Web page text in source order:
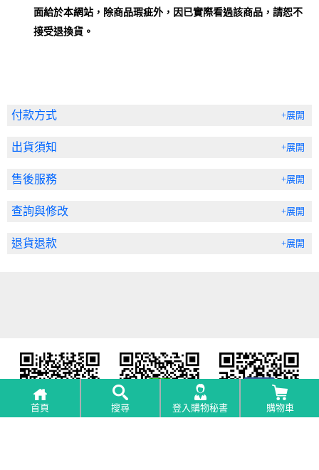
面給於本網站，除商品瑕疵外，因已實際看過該商品，請恕不
接受退換貨。
付款方式 +展開
出貨須知 +展開
售後服務 +展開
查詢與修改 +展開
退貨退款 +展開
首頁 搜尋 登入購物秘書 購物車